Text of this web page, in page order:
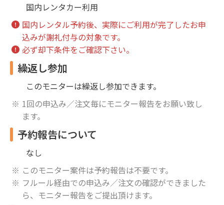
国内レンタカー利用
国内レンタル予約後、実際にご利用が完了したお申
込みが謝礼付与の対象です。
必ず却下条件をご確認下さい。
繰返し参加
このモニターは繰返し参加できます。
1回の申込み／注文毎にモニター報告をお願い致し
ます。
予約報告について
なし
このモニター案件は予約報告は不要です。
フルール経由での申込み／注文の確認ができました
ら、モニター報告をご提出頂けます。